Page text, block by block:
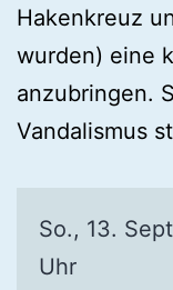
Hakenkreuz
wurden) eine
anzubringen.
Vandalismus
So., 13.
Uhr